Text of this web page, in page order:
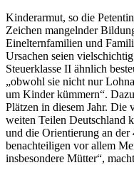
Kinderarmut, so die
Zeichen mangelnder
Einelternfamilien und
Ursachen seien
Steuerklasse II ähnlich
„obwohl sie nicht nur
um Kinder kümmern“.
Plätzen in diesem Jahr. Die
weiten Teilen Deutschland
und die Orientierung an der
benachteiligen vor allem
insbesondere Mütter“,